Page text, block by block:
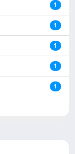
1
1
1
1
1